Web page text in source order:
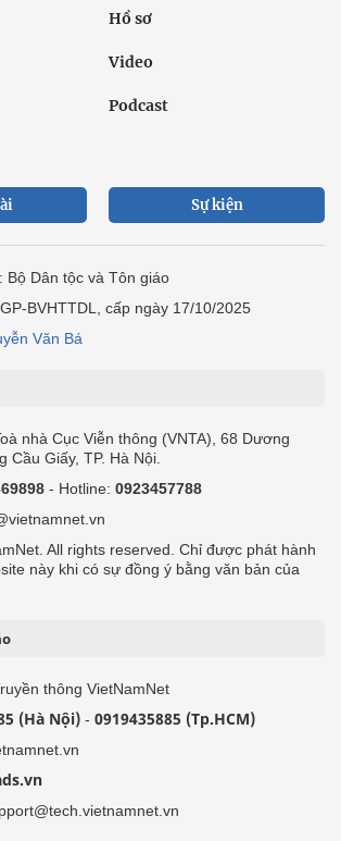
Hồ sơ
Video
Podcast
Sự kiện
Bộ Dân tộc và Tôn giáo
BVHTTDL, cấp ngày 17/10/2025
Văn Bá
nhà Cục Viễn thông (VNTA), 68 Dương
Cầu Giấy, TP. Hà Nội.
- Hotline: 0923457788
All rights reserved. Chỉ được phát hành
này khi có sự đồng ý bằng văn bản của
thông VietNamNet
(Hà Nội) - 0919435885 (Tp.HCM)